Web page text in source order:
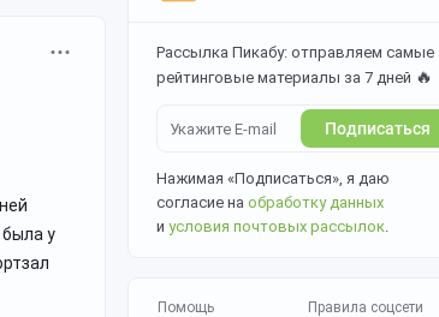
Рассылка Пикабу: отправляем самые
рейтинговые материалы за 7 дней 🔥
Подписаться
Нажимая «Подписаться», я даю
согласие на обработку данных
и условия почтовых рассылок.
Помощь
Правила соцсети
была у